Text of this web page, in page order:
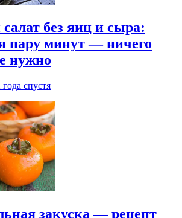
без яиц и сыра:
пару минут — ничего
нужно
года спустя
закуска — рецепт